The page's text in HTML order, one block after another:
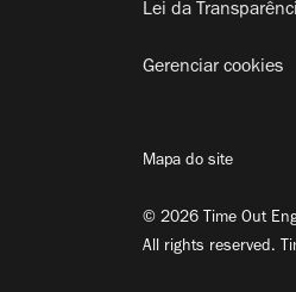
Lei da
Gerenciar cookies
Mapa do site
© 2026 Time Out
All rights reserved.